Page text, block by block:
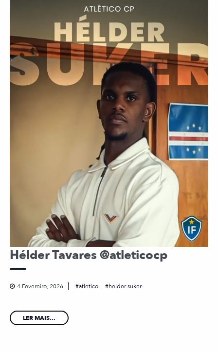
Hélder Tavares @atleticocp
4 Fevereiro, 2026 atletico helder suker
LER MAIS...